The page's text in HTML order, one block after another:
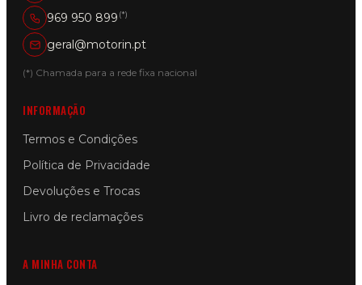
969 950 899 (*)
geral@motorin.pt
(*) Chamada para a rede fixa nacional
INFORMAÇÃO
Termos e Condições
Política de Privacidade
Devoluções e Trocas
Livro de reclamações
A MINHA CONTA